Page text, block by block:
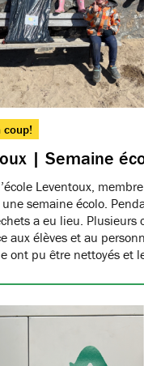
coup!
| Semaine
Leventoux,
une semaine écolo.
a eu lieu. Plusieurs
aux élèves et au
ont pu être nettoyés et